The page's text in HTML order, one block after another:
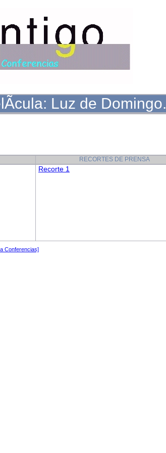
Luz de Domingo.
RECORTES DE PRENSA
Recorte 1
Conferencias]